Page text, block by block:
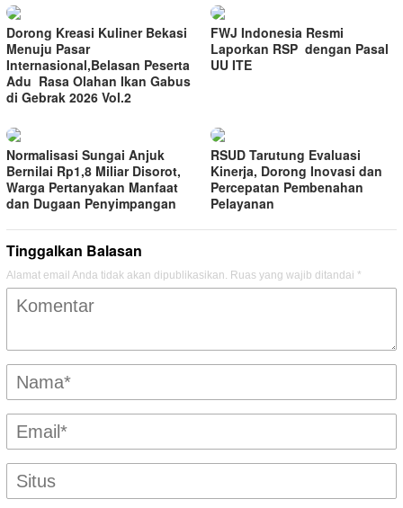
Dorong Kreasi Kuliner Bekasi
Menuju Pasar
Internasional,Belasan Peserta
Adu Rasa Olahan Ikan Gabus
di Gebrak 2026 Vol.2
FWJ Indonesia Resmi
Laporkan RSP dengan Pasal
UU ITE
Normalisasi Sungai Anjuk
Bernilai Rp1,8 Miliar Disorot,
Warga Pertanyakan Manfaat
dan Dugaan Penyimpangan
RSUD Tarutung Evaluasi
Kinerja, Dorong Inovasi dan
Percepatan Pembenahan
Pelayanan
Tinggalkan Balasan
Alamat email Anda tidak akan dipublikasikan. Ruas yang wajib ditandai *